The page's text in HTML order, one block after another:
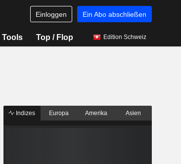
Einloggen Ein Abo abschließen
Tools Top / Flop Edition Schweiz
Indizes Europa Amerika Asien